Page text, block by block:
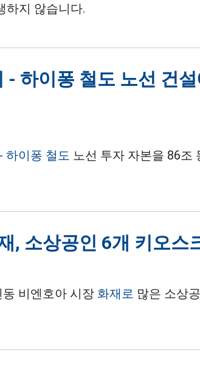
하지 않습니다.
- 하이퐁 철도 노선 건
하이퐁 철도 노선 투자 자본을 86조
, 소상공인 6개 키오스
비엔호아 시장 화재로 많은 소상